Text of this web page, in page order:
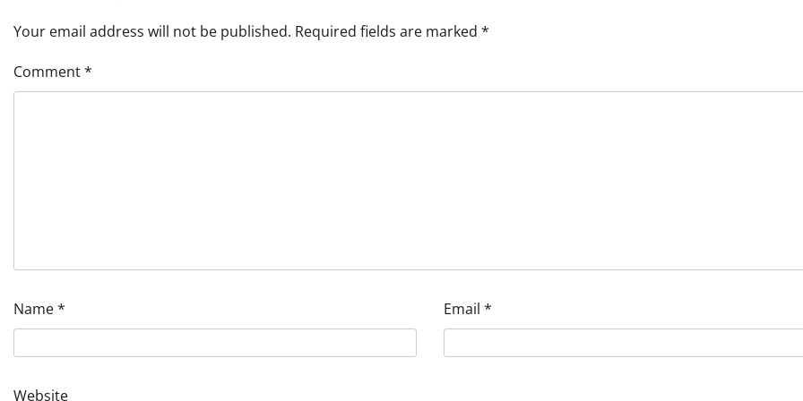
Your email address will not be published. Required fields are marked *
Comment*
Name* Email *
Website